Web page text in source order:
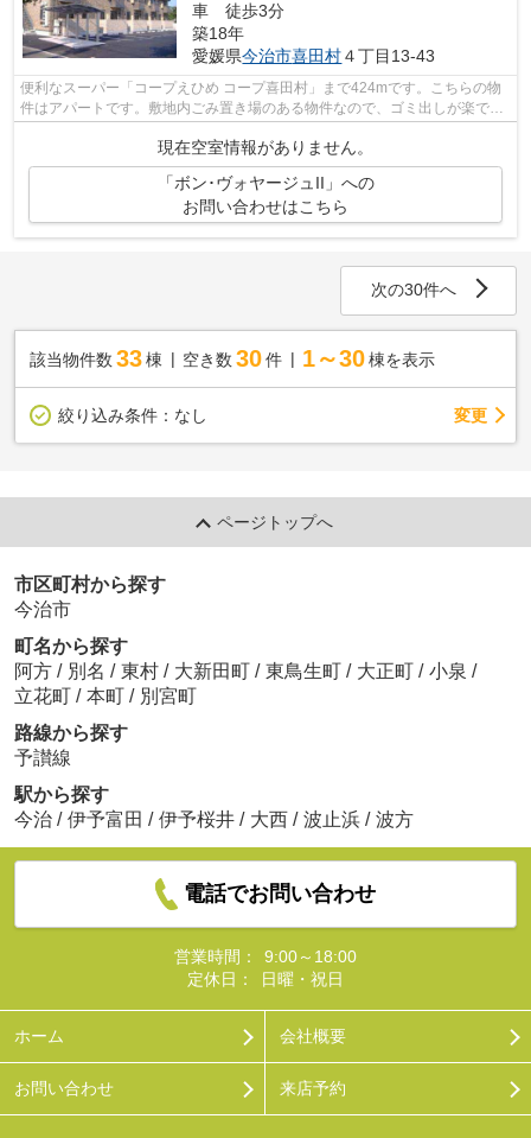
車 徒歩3分
築18年
愛媛県今治市喜田村４丁目13-43
便利なスーパー「コープえひめ コープ喜田村」まで424mです。こちらの物
件はアパートです。敷地内ごみ置き場のある物件なので、ゴミ出しが楽で
現在空室情報がありません。
「ボン･ヴォヤージュII」への
お問い合わせはこちら
次の30件へ
該当物件数 33棟 空き数 30 件 1～30 棟を表示
絞り込み条件： なし 変更
ページトップへ
市区町村から探す
今治市
町名から探す
阿方 / 別名 / 東村 / 大新田町 / 東鳥生町 / 大正町 / 小泉 /
立花町 / 本町 / 別宮町
路線から探す
予讃線
駅から探す
今治 / 伊予富田 / 伊予桜井 / 大西 / 波止浜 / 波方
電話でお問い合わせ
営業時間：
9:00～18:00
定休日：
日曜・祝日
ホーム 会社概要
お問い合わせ 来店予約